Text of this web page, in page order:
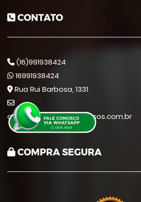
CONTATO
(16)991938424
16991938424
Rua Rui Barbosa, 1331
contato@destaquecursos.com.br
COMPRA SEGURA